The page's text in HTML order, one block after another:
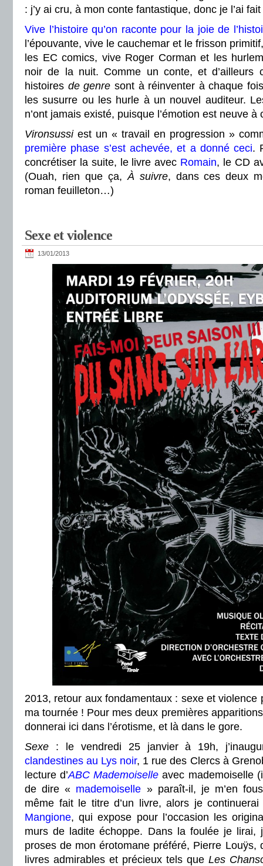
: j’y ai cru, à mon conte fantastique, donc je l’ai
Vive l’histoire qu’on raconte pour la joie de
l’épouvante, vive le cauchemar et le frisson
les EC comics, vive Roger Corman et les
noir de la nuit. Comme un conte, et d’ailleurs
histoires de genre sont à réinventer à chaque
les susurre ou les hurle à un nouvel auditeur.
n’ont jamais existé, puisque l’émotion est neuve à
Vironsussiest un « travail en progression »
première phase s’est achevée, et a donné ceci.
concrétiser la suite, le livre avec Romain, le CD
(Ouah, rien que ça,À suivre, dans ces deux
roman feuilleton…)
Sexe et violence
13/01/2013
2013, retour aux fondamentaux : sexe et violence
ma tournée ! Pour mes deux premières
donnerai ici dans l’érotisme, et là dans le gore.
Sexe : le vendredi 25 janvier à 19h,
clandestines au Lys noir, 1 rue des Clercs à
lecture d’ABC Mademoiselle avec mademoiselle
de dire « mademoiselle » paraît-il, je m’en
même fait le titre d’un livre, alors je
Mangione, qui expose pour l’occasion les
murs de ladite échoppe. Dans la foulée je lirai,
proses de mon érotomane préféré, Pierre Louÿs,
livres admirables et précieux tels que Les